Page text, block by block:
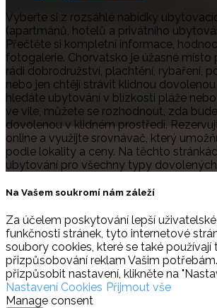
Vyberte si z rozsáhlé nabídky
(apartmánů, hotelů a privátního
Přečtěte si kompletní informace,
fotogalerie. Chorvatsko je úžasné místo
rádi dobrodružství, plachtění, rybaření,
nebo jen chtějí strávit klidnou
hledáte ubytování v blízkosti pláže
ve vile, můžete se rozhodnout, zda
dovolenou v klidném prostředí.
online a využijte srovnávač, který
podle lokality a ceny. Na těchto
ubytování pro všechny typy
Na Vašem soukromí nám záleží
Za účelem poskytování lepší
funkčnosti stránek, tyto internetové
soubory cookies, které se také používají
přizpůsobování reklam Vašim
přizpůsobit nastavení, klikněte na
Nastavení Cookies Přijmout vše
Manage consent